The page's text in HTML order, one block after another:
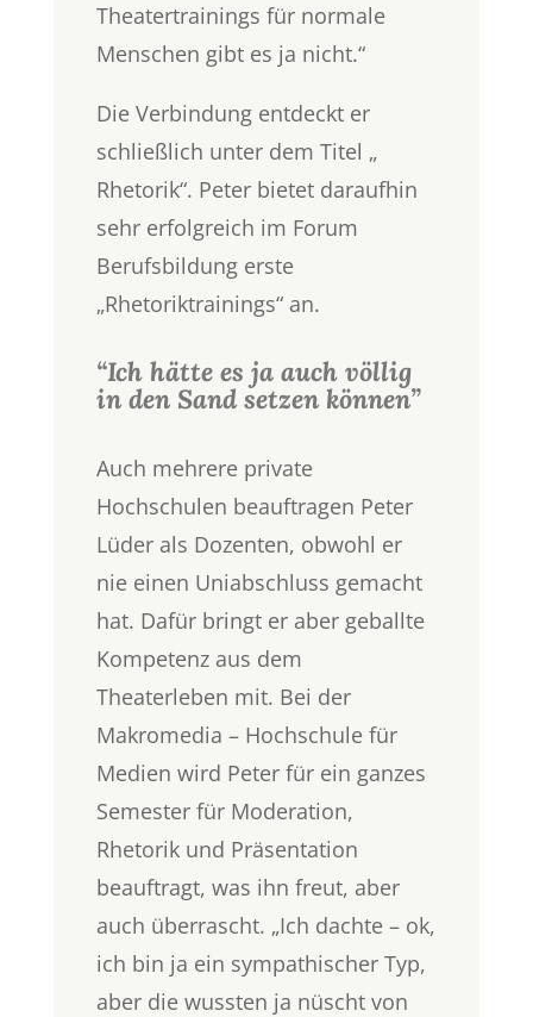
Theatertrainings für normale
Menschen gibt es ja nicht.“
Die Verbindung entdeckt er
schließlich unter dem Titel „
Rhetorik“. Peter bietet daraufhin
sehr erfolgreich im Forum
Berufsbildung erste
„Rhetoriktrainings“ an.
“Ich hätte es ja auch völlig
in den Sand setzen können”
Auch mehrere private
Hochschulen beauftragen Peter
Lüder als Dozenten, obwohl er
nie einen Uniabschluss gemacht
hat. Dafür bringt er aber geballte
Kompetenz aus dem
Theaterleben mit. Bei der
Makromedia – Hochschule für
Medien wird Peter für ein ganzes
Semester für Moderation,
Rhetorik und Präsentation
beauftragt, was ihn freut, aber
auch überrascht. „Ich dachte – ok,
ich bin ja ein sympathischer Typ,
aber die wussten ja nüscht von